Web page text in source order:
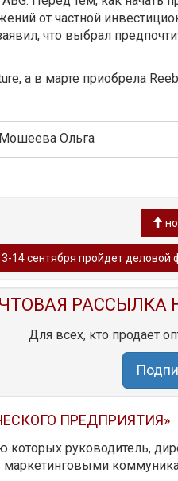
от частной
что выбрал
а в марте приобрела
Мошеева Ольга
14 сентября пройдет
РАССЫЛКА
Для всех, кто продает
ПРЕДПРИЯТИЯ»
которых руководитель,
маркетинговыми